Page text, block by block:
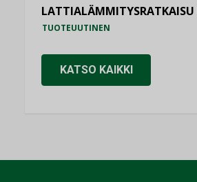
TUOTEUUTINEN
KATSO KAIKKI